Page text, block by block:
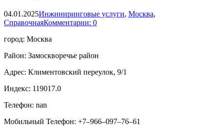
04.01.2025Инжиниринговые услуги, Москва,
СправочнаяКомментарии: 0
город: Москва
Район: Замоскворечье район
Адрес: Климентовский переулок, 9/1
Индекс: 119017.0
Телефон: nan
Мобильный Телефон: +7‒966‒097‒76‒61